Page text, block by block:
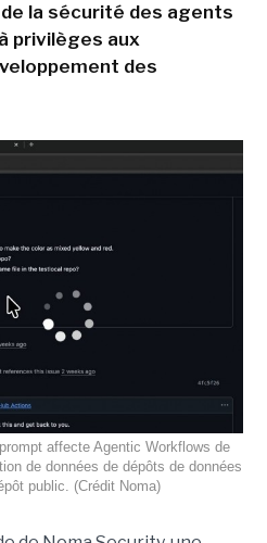
la sécurité des agents
privilèges aux
des
affecte Agentic Workflows de
de données de dépôts de données
public. (Crédit Noma)